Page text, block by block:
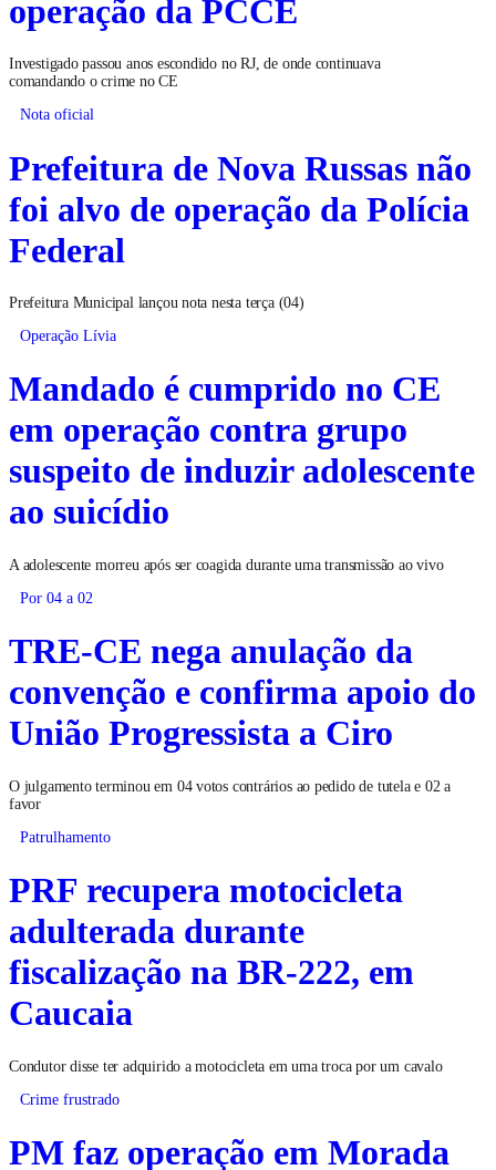
operação da PCCE
Investigado passou anos escondido no RJ, de onde continuava
comandando o crime no CE
Nota oficial
Prefeitura de Nova Russas não
foi alvo de operação da Polícia
Federal
Prefeitura Municipal lançou nota nesta terça (04)
Operação Lívia
Mandado é cumprido no CE
em operação contra grupo
suspeito de induzir adolescente
ao suicídio
A adolescente morreu após ser coagida durante uma transmissão ao vivo
Por 04 a 02
TRE-CE nega anulação da
convenção e confirma apoio do
União Progressista a Ciro
O julgamento terminou em 04 votos contrários ao pedido de tutela e 02 a
favor
Patrulhamento
PRF recupera motocicleta
adulterada durante
fiscalização na BR-222, em
Caucaia
Condutor disse ter adquirido a motocicleta em uma troca por um cavalo
Crime frustrado
PM faz operação em Morada